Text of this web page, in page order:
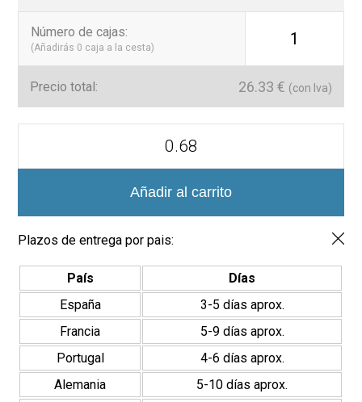
Número de cajas:
(Añadirás 0 caja a la cesta) 1
Precio total: 26.33 € (con Iva)
Añadir al carrito
Plazos de entrega por pais:
País
Días
España
3-5 días aprox.
Francia
5-9 días aprox.
Portugal
4-6 días aprox.
Alemania
5-10 días aprox.